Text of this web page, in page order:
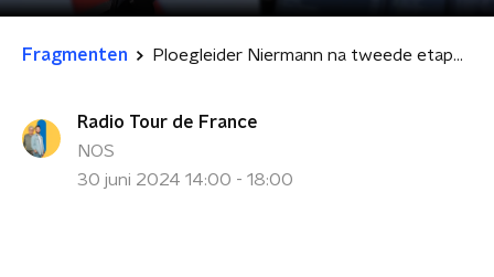
Fragmenten Ploegleider Niermann na tweede etappe: 'Best mogelijke uitkomst'
Radio Tour de France
NOS
30 juni 2024 14:00 - 18:00